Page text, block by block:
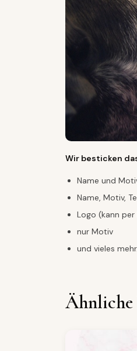
Wir besticken
Name und
Name, Motiv,
Logo (kann
nur Motiv
und vieles